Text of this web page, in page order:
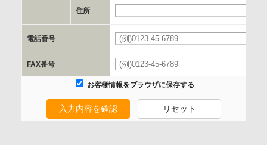
e.個人情報取り扱いに関する契約
当社と当該企業/団体とは、個人情報取扱に関する覚書の締結
を行います。
委託の有無
住所
電話番号
FAX番号
お客様情報をブラウザに保存する
入力内容を確認 リセット